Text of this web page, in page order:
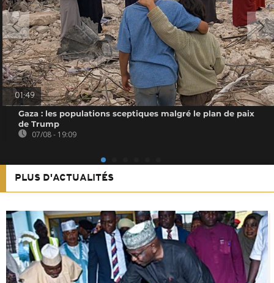
01:49
Gaza : les populations sceptiques malgré le plan de paix
de Trump
07/08 - 19:09
PLUS D'ACTUALITÉS